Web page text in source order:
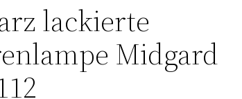
lackierte
Midgard